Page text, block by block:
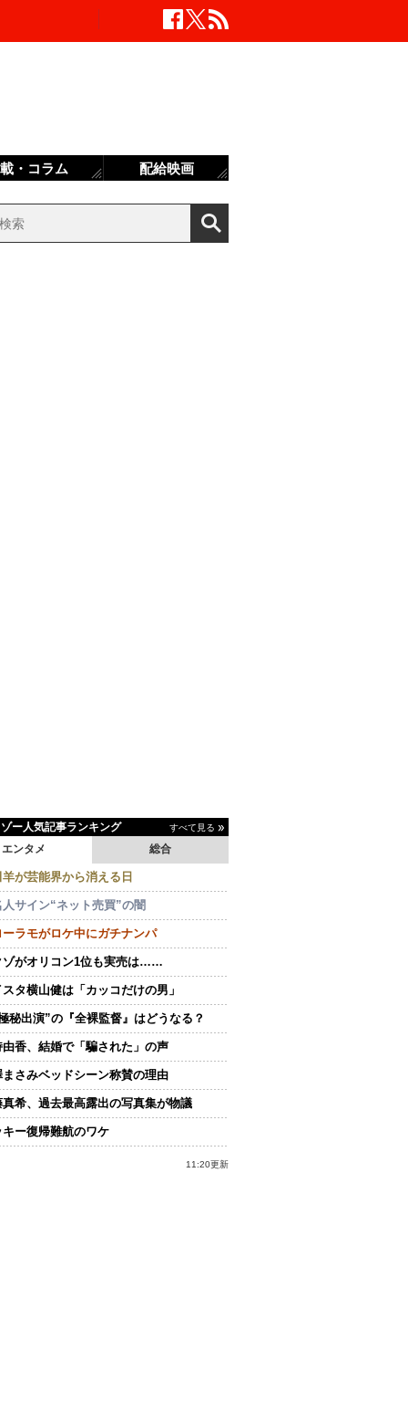
ー人気記事ランキング すべて見る
エンタメ 総合
が芸能界から消える日
人サイン“ネット売買”の闇
ーラモがロケ中にガチナンパ
ゾがオリコン1位も実売は……
タ横山健は「カッコだけの男」
秘出演”の『全裸監督』はどうなる？
由香、結婚で「騙された」の声
まさみベッドシーン称賛の理由
真希、過去最高露出の写真集が物議
キー復帰難航のワケ
11:20更新
・コラム 配給映画